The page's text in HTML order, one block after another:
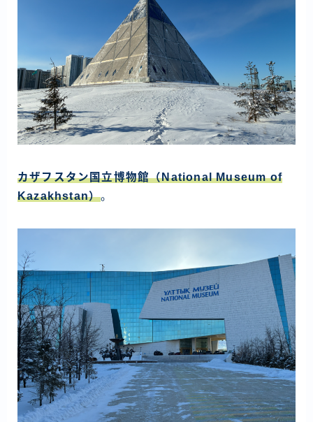
カザフスタン国立博物館（National Museum of
Kazakhstan）。